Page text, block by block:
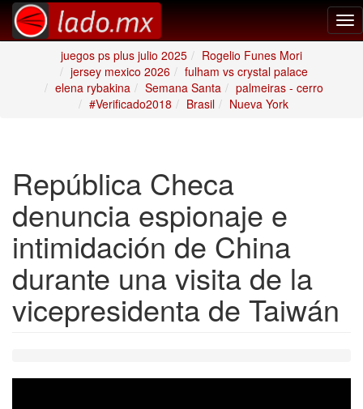
juegos ps plus julio 2025
Rogelio Funes Mori
jersey mexico 2026
fulham vs crystal palace
elena rybakina
Semana Santa
palmeiras - cerro
#Verificado2018
Brasil Nueva York
República Checa
denuncia espionaje e
intimidación de China
durante una visita de la
vicepresidenta de Taiwán